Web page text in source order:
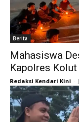
Berita
Mahasiswa
Kapolres Kolut
Redaksi Kendari Kini -